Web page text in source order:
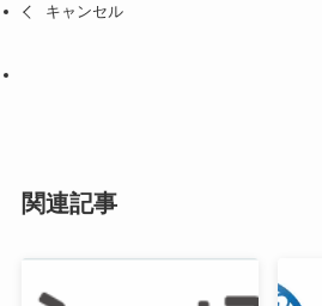
キャンセル
関連記事